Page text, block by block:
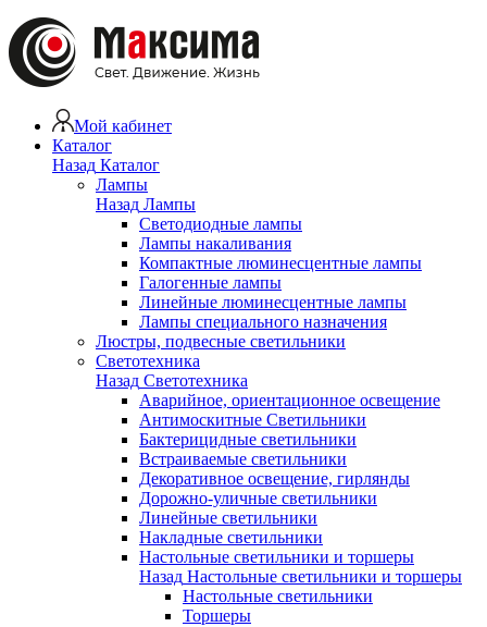
Мой кабинет
Каталог
Назад Каталог
Лампы
Назад Лампы
Светодиодные лампы
Лампы накаливания
Компактные люминесцентные лампы
Галогенные лампы
Линейные люминесцентные лампы
Лампы специального назначения
Люстры, подвесные светильники
Светотехника
Назад Светотехника
Аварийное, ориентационное освещение
Антимоскитные Светильники
Бактерицидные светильники
Встраиваемые светильники
Декоративное освещение, гирлянды
Дорожно-уличные светильники
Линейные светильники
Накладные светильники
Настольные светильники и торшеры
Назад Настольные светильники и торшеры
Настольные светильники
Торшеры